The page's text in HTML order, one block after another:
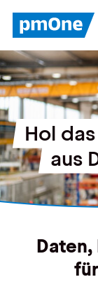
Hol
aus
Daten,